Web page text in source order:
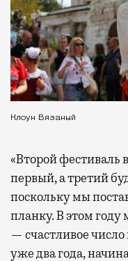
Клоун Вязаный
«Второй фестиваль
первый, а третий
поскольку мы
планку. В этом году
— счастливое
уже два года,